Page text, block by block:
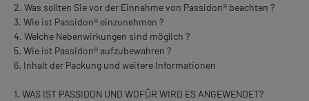
2. Was sollten Sie vor der Einnahme von Passidon® beachten ?
3. Wie ist Passidon® einzunehmen ?
4. Welche Nebenwirkungen sind möglich ?
5. Wie ist Passidon® aufzubewahren ?
6. Inhalt der Packung und weitere Informationen
1. WAS IST PASSIDON UND WOFÜR WIRD ES ANGEWENDET?